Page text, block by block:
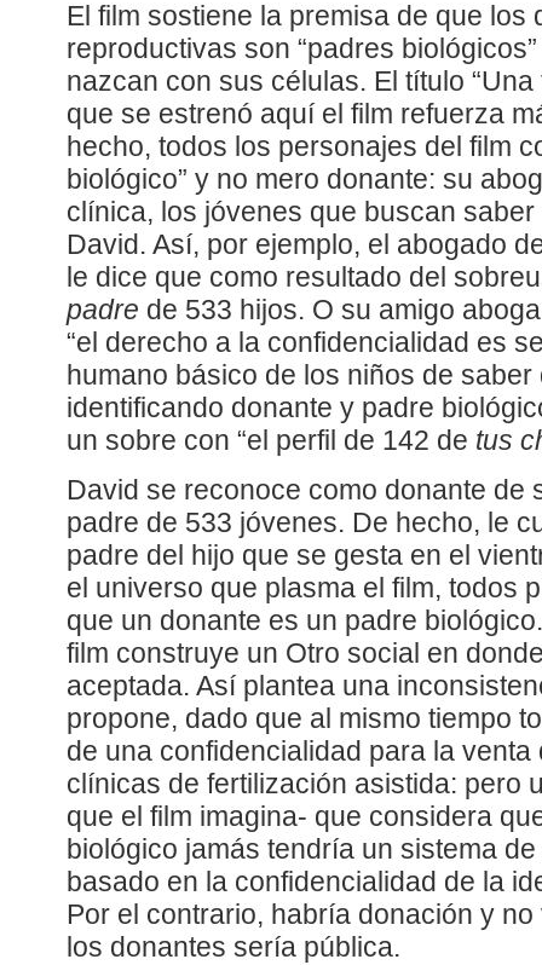
El film sostiene la premisa de que los
reproductivas son “padres
nazcan con sus células. El título
que se estrenó aquí el film refuerza
hecho, todos los personajes del film
biológico” y no mero donante: su
clínica, los jóvenes que buscan
David. Así, por ejemplo, el abogado
le dice que como resultado del
padre de 533 hijos. O su amigo
“el derecho a la confidencialidad es
humano básico de los niños de
identificando donante y padre
un sobre con “el perfil de 142 de tus
David se reconoce como donante de
padre de 533 jóvenes. De hecho, le
padre del hijo que se gesta en el
el universo que plasma el film, todos
que un donante es un padre
film construye un Otro social en
aceptada. Así plantea una
propone, dado que al mismo tiempo
de una confidencialidad para la venta
clínicas de fertilización asistida: pero
que el film imagina- que considera
biológico jamás tendría un sistema
basado en la confidencialidad de la
Por el contrario, habría donación y
los donantes sería pública.